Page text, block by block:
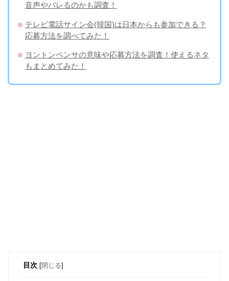
音声やバレるのかも調査！
テレビ電話サイン会(韓国)は日本からも参加できる？
応募方法を調べてみた！
ヨントンペンサの意味や応募方法を調査！使えるネタ
もまとめてみた！
目次 [閉じる]